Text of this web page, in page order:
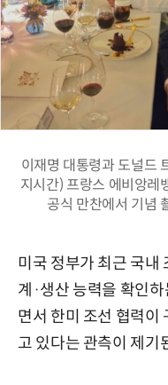
이재명 대통령과 도널드
지시간) 프랑스 에비앙레
공식 만찬에서 기념
미국 정부가 최근 국내
계·생산 능력을 확인
면서 한미 조선 협력이
고 있다는 관측이 제기